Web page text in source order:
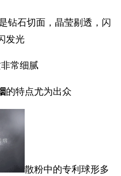
钻石切面，晶莹剔透，闪
发光
常细腻
的特点尤为出众
散粉中的专利球形多